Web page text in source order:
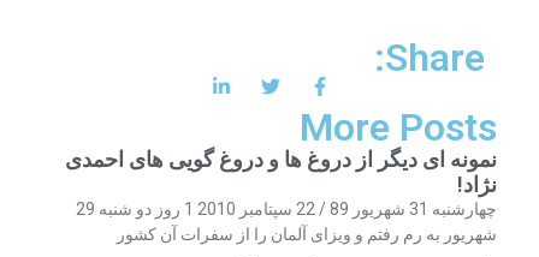
Share:
More Posts
نمونه ای دیگر از دروغ ها و دروغ گویی های احمدی
نژاد!
چهارشنبه 31 شهریور 89 / 22 سپتامبر 2010 1 روز دو شنبه 29
شهریور به رم رفتم و ویزای آلمان را از سفرات آن کشور